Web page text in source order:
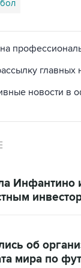
главных
новости в
Инфантино и
об
мира по